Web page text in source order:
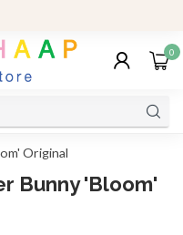
0
Original
Bunny 'Bloom'